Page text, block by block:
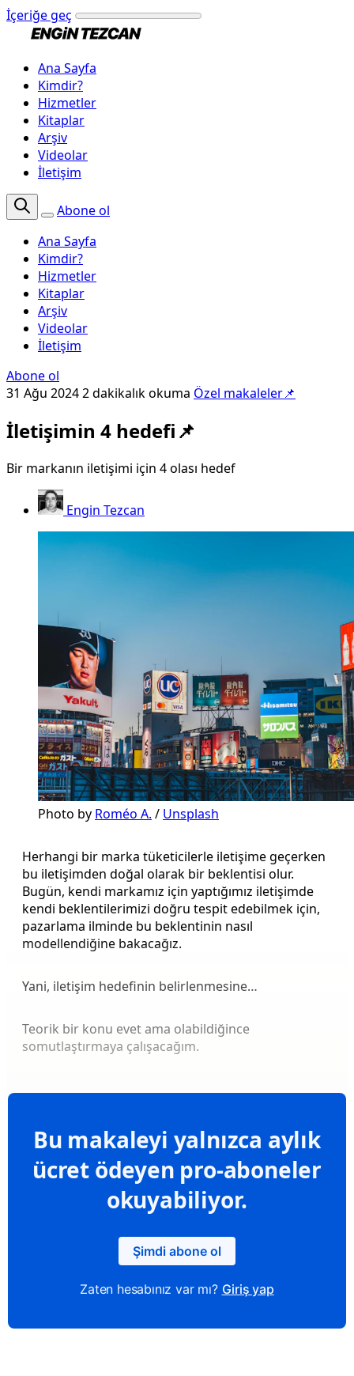
İçeriğe geç
Ana Sayfa
Kimdir?
Hizmetler
Kitaplar
Arşiv
Videolar
İletişim
Abone ol
Ana Sayfa
Kimdir?
Hizmetler
Kitaplar
Arşiv
Videolar
İletişim
Abone ol
31 Ağu 20242 dakikalık okuma Özel makaleler📌
İletişimin 4 hedefi📌
Bir markanın iletişimi için 4 olası hedef
Engin Tezcan
Photo by Roméo A. / Unsplash
Herhangi bir marka tüketicilerle iletişime geçerken
bu iletişimden doğal olarak bir beklentisi olur.
Bugün, kendi markamız için yaptığımız iletişimde
kendi beklentilerimizi doğru tespit edebilmek için,
pazarlama ilminde bu beklentinin nasıl
modellendiğine bakacağız.
Yani, iletişim hedefinin belirlenmesine…
Teorik bir konu evet ama olabildiğince
somutlaştırmaya çalışacağım.
Bu makaleyi yalnızca aylık
ücret ödeyen pro-aboneler
okuyabiliyor.
Şimdi abone ol
Zaten hesabınız var mı? Giriş yap